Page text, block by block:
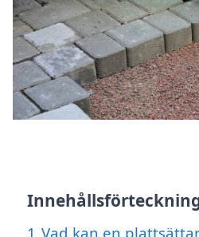
1 Vad kan en